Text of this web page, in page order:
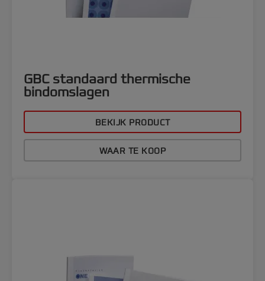
GBC standaard thermische
bindomslagen
BEKIJK PRODUCT
WAAR TE KOOP